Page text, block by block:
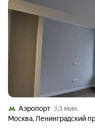
Аэропорт
3 мин.
Москва, Ленинградский